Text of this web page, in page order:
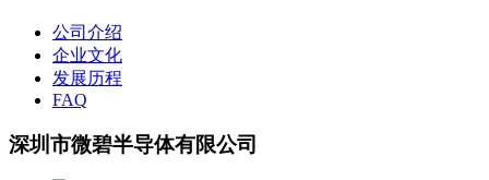
公司介绍
企业文化
发展历程
FAQ
深圳市微碧半导体有限公司